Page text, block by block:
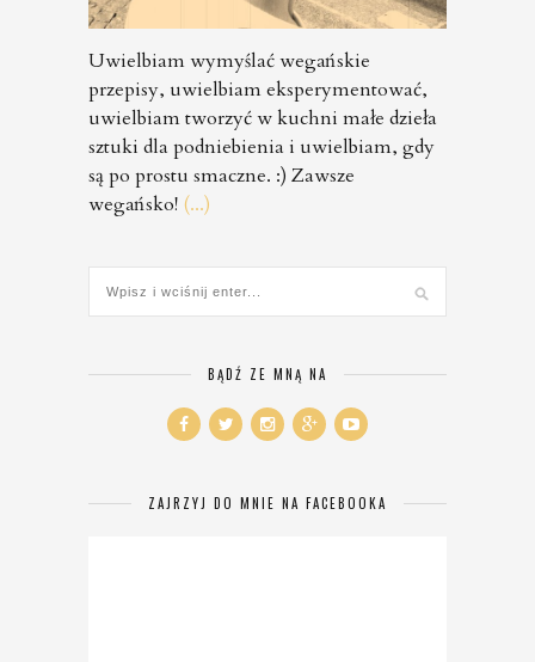
Uwielbiam wymyślać wegańskie
przepisy, uwielbiam eksperymentować,
uwielbiam tworzyć w kuchni małe dzieła
sztuki dla podniebienia i uwielbiam, gdy
są po prostu smaczne. :) Zawsze
wegańsko! (...)
BĄDŹ ZE MNĄ NA
ZAJRZYJ DO MNIE NA FACEBOOKA